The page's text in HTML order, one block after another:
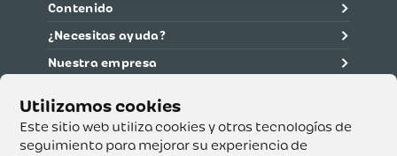
Este sitio web utiliza cookies y otras tecnologías de
seguimiento para mejorar su experiencia de
Contenido
¿Necesitas ayuda?
Nuestra empresa